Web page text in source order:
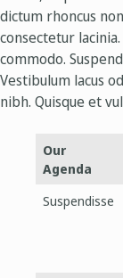
dictum rhoncus
consectetur
commodo.
Vestibulum lacus
nibh. Quisque et
Our
Agenda
Suspendisse